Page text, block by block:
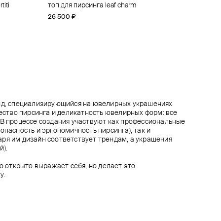
топ для пирсинга leaf charm
26 500 ₽
кликер viipuri 7мм из золота
44 000 ₽
set
топ для пирсинга из золота threeleaf
18 500 ₽
топ для пирсинга из золота threeleaf
18 500 ₽
специализирующийся на ювелирных украшениях
пирсинга и деликатность ювелирных форм: все
процессе создания участвуют как профессиональные
и эргономичность пирсинга), так и
им дизайн соответствует трендам, а украшения
открыто выражает себя, но делает это